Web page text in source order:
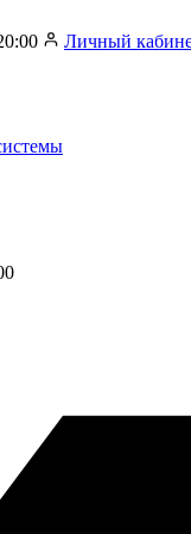
Личный